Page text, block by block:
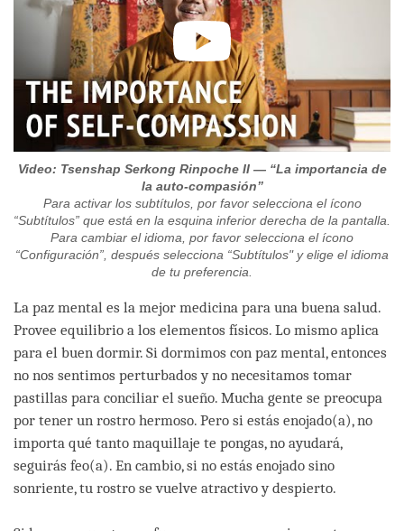
Video: Tsenshap Serkong Rinpoche II — “La importancia de
la auto-compasión”
Para activar los subtítulos, por favor selecciona el ícono
“Subtítulos” que está en la esquina inferior derecha de la pantalla.
Para cambiar el idioma, por favor selecciona el ícono
“Configuración”, después selecciona “Subtítulos" y elige el idioma
de tu preferencia.
La paz mental es la mejor medicina para una buena salud.
Provee equilibrio a los elementos físicos. Lo mismo aplica
para el buen dormir. Si dormimos con paz mental, entonces
no nos sentimos perturbados y no necesitamos tomar
pastillas para conciliar el sueño. Mucha gente se preocupa
por tener un rostro hermoso. Pero si estás enojado(a), no
importa qué tanto maquillaje te pongas, no ayudará,
seguirás feo(a). En cambio, si no estás enojado sino
sonriente, tu rostro se vuelve atractivo y despierto.